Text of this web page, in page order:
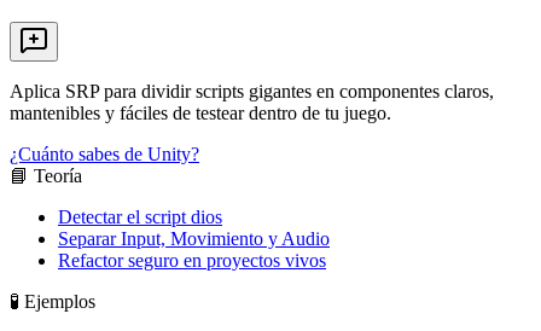
Aplica SRP para dividir scripts gigantes en componentes claros,
mantenibles y fáciles de testear dentro de tu juego.
¿Cuánto sabes de Unity?
📘 Teoría
Detectar el script dios
Separar Input, Movimiento y Audio
Refactor seguro en proyectos vivos
🧪 Ejemplos